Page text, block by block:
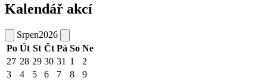
Kalendář akcí
Srpen2026
Po Út St Čt Pá So Ne
27 28 29 30 31 1
2
3
4 5 6 7 8
9